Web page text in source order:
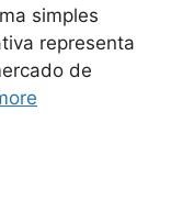
simples
representa
de